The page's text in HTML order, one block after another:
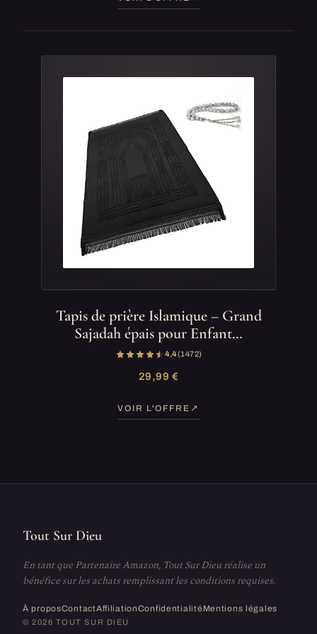
Tapis de prière Islamique – Grand
Sajadah épais pour Enfant…
4,4(1 472)
29,99 €
VOIR L'OFFRE
Tout Sur Dieu
En tant que Partenaire Amazon, Tout Sur Dieu réalise un
bénéfice sur les achats remplissant les conditions requises.
À proposContactAffiliationConfidentialité Mentions légales
© 2026 TOUT SUR DIEU